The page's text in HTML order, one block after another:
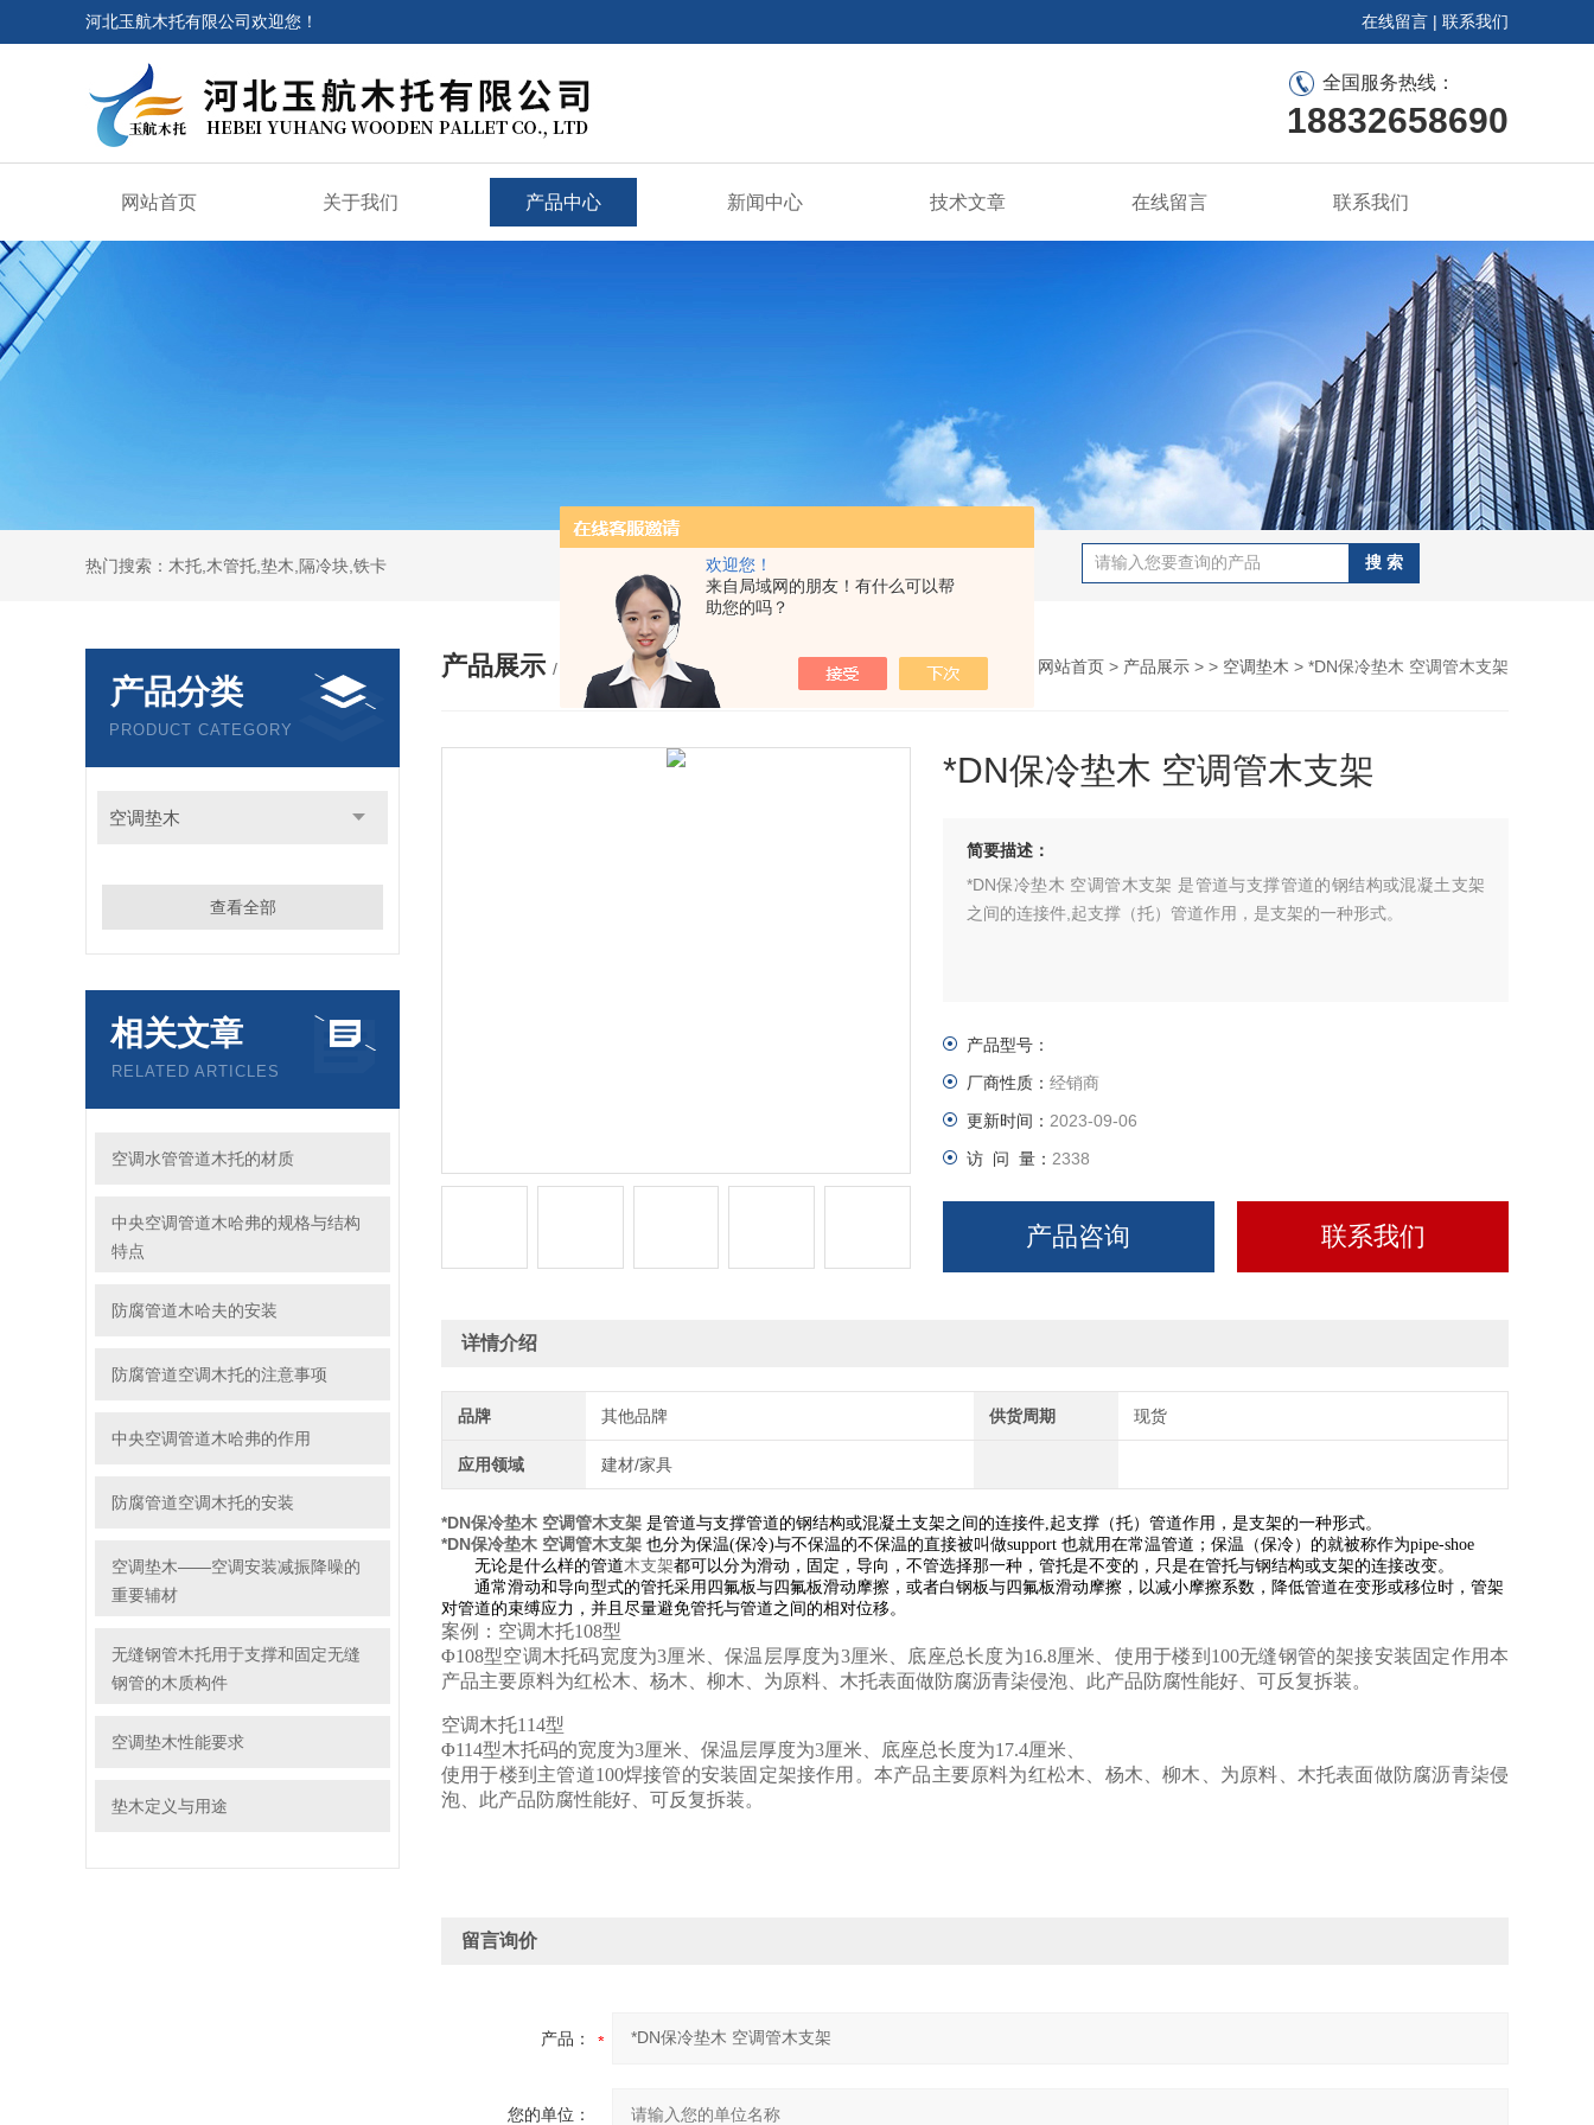
欢迎您！
来自局域网的朋友！有什么可以帮
助您的吗？
河北玉航木托有限公司欢迎您！ 在线留言 | 联系我们
全国服务热线：
18832658690
网站首页 关于我们 产品中心 新闻中心 技术文章 在线留言 联系我们
热门搜索：木托,木管托,垫木,隔冷块,铁卡
产品分类
PRODUCT CATEGORY
空调垫木
查看全部
相关文章
RELATED ARTICLES
空调水管管道木托的材质
中央空调管道木哈弗的规格与结构
特点
防腐管道木哈夫的安装
防腐管道空调木托的注意事项
中央空调管道木哈弗的作用
防腐管道空调木托的安装
空调垫木——空调安装减振降噪的
重要辅材
无缝钢管木托用于支撑和固定无缝
钢管的木质构件
空调垫木性能要求
垫木定义与用途
产品展示 / PRODUCTS 您的位置： 网站首页 > 产品展示 > > 空调垫木 > *DN保冷垫木 空调管木支架
*DN保冷垫木 空调管木支架
简要描述：
*DN保冷垫木 空调管木支架 是管道与支撑管道的钢结构或混凝土支架
之间的连接件,起支撑（托）管道作用，是支架的一种形式。
产品型号：
厂商性质： 经销商
更新时间： 2023-09-06
访 问 量： 2338
产品咨询 联系我们
详情介绍
品牌 其他品牌 供货周期 现货
应用领域 建材/家具
*DN保冷垫木 空调管木支架 是管道与支撑管道的钢结构或混凝土支架之间的连接件,起支撑（托）管道作用，是支架的一种形式。
*DN保冷垫木 空调管木支架 也分为保温(保冷)与不保温的不保温的直接被叫做support 也就用在常温管道； 保温（保冷）的就被称作为pipe-shoe
无论是什么样的管道木支架都可以分为滑动 ，固定，导向，不管选择那一种，管托是不变的，只是在管托与钢结构或支架的连接改变。
通常滑动和导向型式的管托采用四氟板与四氟板滑动摩擦，或者白钢板与四氟板滑动摩擦，以减小摩擦系数，降低管道在变形或移位时，管架
对管道的束缚应力，并且尽量避免管托与管道之间的相对位移。
案例：空调木托108型
Φ108型空调木托码宽度为3厘米、保温层厚度为3厘米、底座总长度为16.8厘米、使用于楼到100无缝钢管的架接安装固定作用本
产品主要原料为红松木、杨木、柳木、为原料、木托表面做防腐沥青柒侵泡、此产品防腐性能好、可反复拆装。
空调木托114型
Φ114型木托码的宽度为3厘米、保温层厚度为3厘米、底座总长度为17.4厘米、
使用于楼到主管道100焊接管的安装固定架接作用。本产品主要原料为红松木、杨木、柳木、为原料、木托表面做防腐沥青柒侵
泡、此产品防腐性能好、可反复拆装。
留言询价
产品：
您的单位：